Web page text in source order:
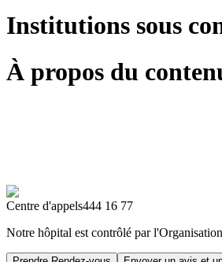
Institutions sous
À propos du
Centre d'appels444 16 77
Notre hôpital est contrôlé par